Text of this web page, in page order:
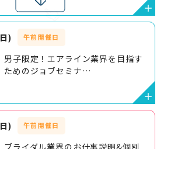
日 午前開催日
男子限定！エアライン業界を目指す
ためのジョブセミナ…
日 午前開催日
ブライダル業界のお仕事説明&個別